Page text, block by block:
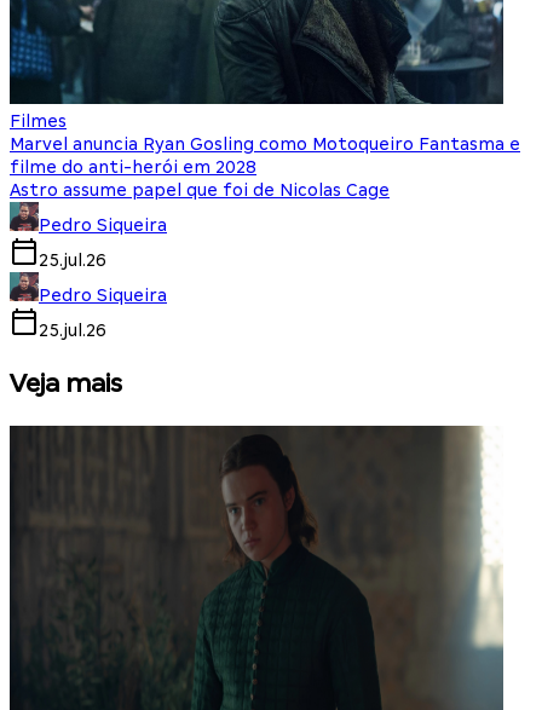
Filmes
Marvel anuncia Ryan Gosling como Motoqueiro Fantasma e
filme do anti-herói em 2028
Astro assume papel que foi de Nicolas Cage
Pedro Siqueira
25.jul.26
Pedro Siqueira
25.jul.26
Veja mais